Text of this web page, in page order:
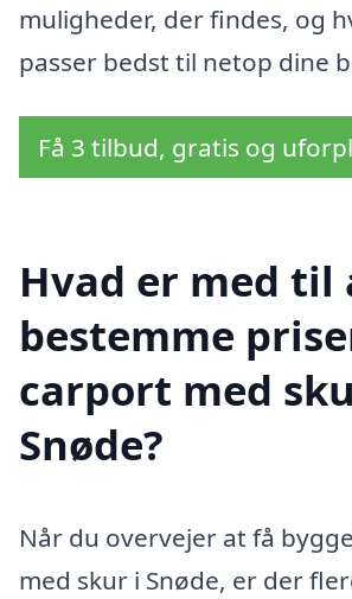
muligheder, der findes, og
passer bedst til netop dine
Få 3 tilbud, gratis og
Hvad er med til
bestemme
carport med
Snøde?
Når du overvejer at få
med skur i Snøde, er der